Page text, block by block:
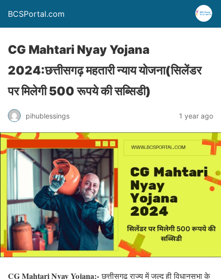
BCSPortal.com
CG Mahtari Nyay Yojana
2024:छत्तीसगढ़ महतारी न्याय योजना(सिलेंडर
पर मिलेगी 500 रूपये की सब्सिडी)
pihublessings 1 year ago
CG Mahtari Nyay Yojana:-छत्तीसगढ़ राज्य में जल्द ही विधानसभा के